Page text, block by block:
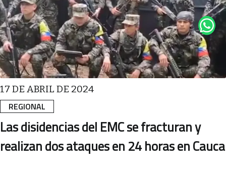
REGIONAL
17 DE ABRIL DE 2024
Las disidencias del EMC se fracturan y
realizan dos ataques en 24 horas en Cauca